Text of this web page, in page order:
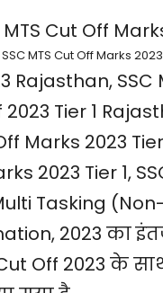
SSC MTS Cut Off Marks 2023
Rajasthan,
Tier 1
Marks 2023
2023 Tier 1,
Tasking
2023 का
Off 2023 के